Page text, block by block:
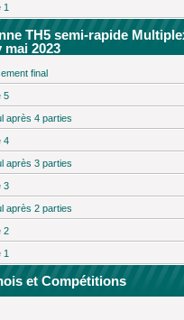
1
TH5 semi-rapide
mai 2023
final
5
après 4 parties
4
après 3 parties
3
après 2 parties
2
1
et Compétitions